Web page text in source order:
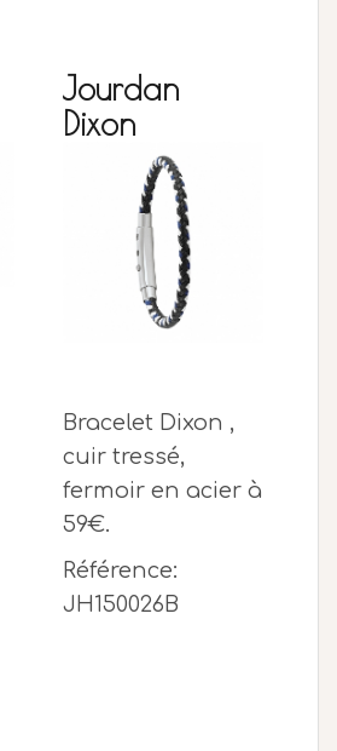
Jourdan
Dixon
Bracelet Dixon ,
cuir tressé,
fermoir en acier à
59€.
Référence:
JH150026B